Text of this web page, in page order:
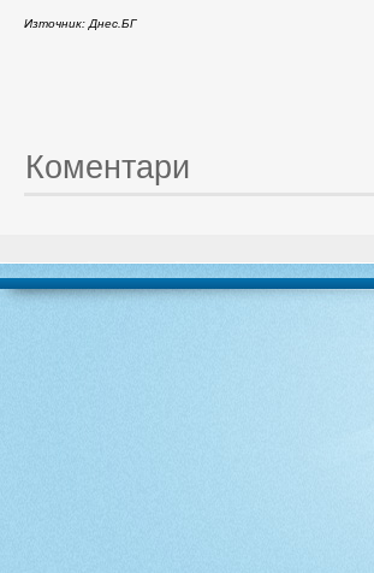
Източник: Днес.БГ
Коментари